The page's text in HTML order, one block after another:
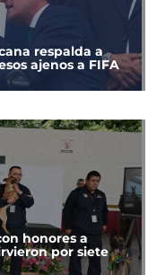
respalda a
ajenos a FIFA
honores a
por siete